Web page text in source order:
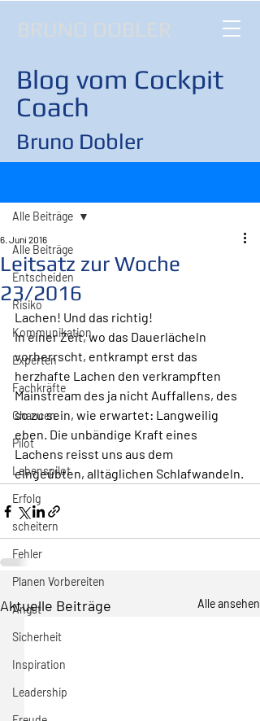
BRUNO DOBLER
Blog vom Cockpit
Coach
Bruno Dobler
Alle Beiträge
Entscheiden
Risiko
Kommunikation
Experten
Fachkräfte
Chancen
Pilot
Lebenspilot
Erfolg
scheitern
Fehler
Planen Vorbereiten
Angst
Sicherheit
Inspiration
Leadership
Alle Beiträge
Leitsatz zur Woche
23/2016
6. Juni 2016
Lachen! Und das richtig!
In einer Zeit, wo das Dauerlächeln
vorherrscht, entkrampt erst das
herzhafte Lachen den verkrampften
Mainstream des ja nicht Auffallens, des
so zu sein, wie erwartet: Langweilig
eben. Die unbändige Kraft eines
Lachens reisst uns aus dem
eingeübten, alltäglichen Schlafwandeln.
Aktuelle Beiträge Alle ansehen